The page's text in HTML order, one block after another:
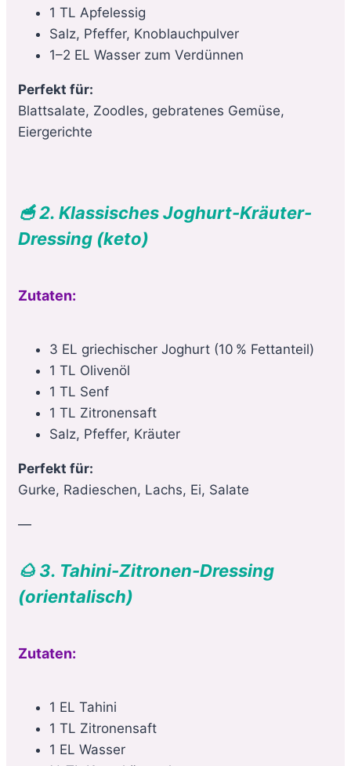
1 TL Apfelessig
Salz, Pfeffer, Knoblauchpulver
1–2 EL Wasser zum Verdünnen
Perfekt für:
Blattsalate, Zoodles, gebratenes Gemüse,
Eiergerichte
🥣 2. Klassisches Joghurt-Kräuter-
Dressing (keto)
Zutaten:
3 EL griechischer Joghurt (10 % Fettanteil)
1 TL Olivenöl
1 TL Senf
1 TL Zitronensaft
Salz, Pfeffer, Kräuter
Perfekt für:
Gurke, Radieschen, Lachs, Ei, Salate
—
🌰 3. Tahini-Zitronen-Dressing
(orientalisch)
Zutaten:
1 EL Tahini
1 TL Zitronensaft
1 EL Wasser